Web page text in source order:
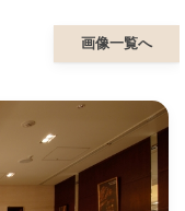
画像一覧へ